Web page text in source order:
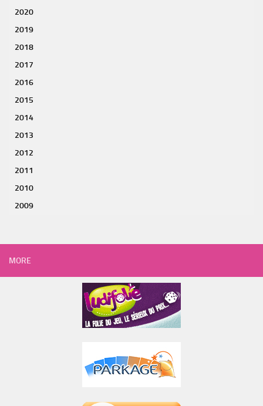
2020
2019
2018
2017
2016
2015
2014
2013
2012
2011
2010
2009
MORE